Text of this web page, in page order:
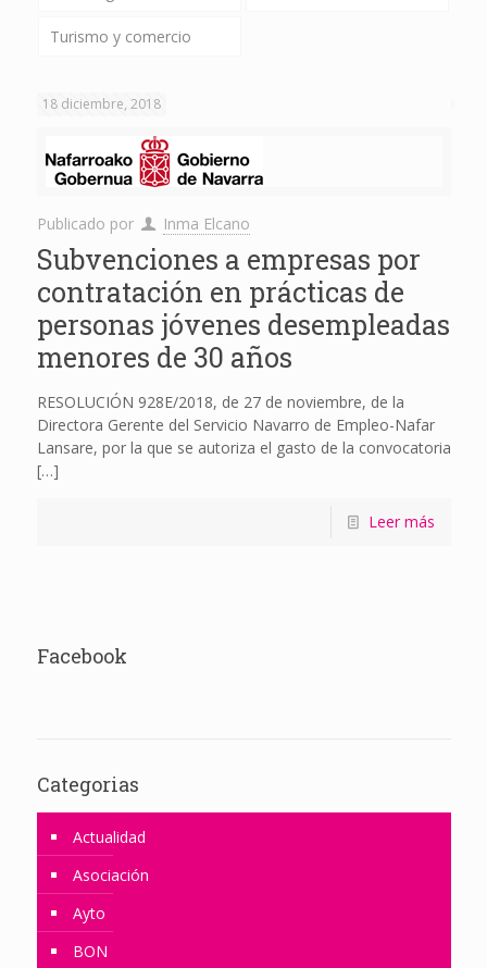
Turismo y comercio
18 diciembre, 2018
Publicado por Inma Elcano
Subvenciones a empresas por
contratación en prácticas de
personas jóvenes desempleadas
menores de 30 años
RESOLUCIÓN 928E/2018, de 27 de noviembre, de la
Directora Gerente del Servicio Navarro de Empleo-Nafar
Lansare, por la que se autoriza el gasto de la convocatoria
[…]
Leer más
Facebook
Categorias
Actualidad
Asociación
Ayto
BON